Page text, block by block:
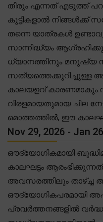
തീരും എന്നത് എടുത്ത്
കുട്ടികളാൽ
തന്നെ യാത്രകൾ
സാന്നിദ്ധ്യം
ധ്യാനത്തിനും മനുഷ്യ
കാലയളവ്
വിരളമായതുമായ ചില
മൊത്തത്തിൽ, ഈ
Nov 29, 2026 - Jan
ഔദ്യോഗികമായി
കാലഘട്ടം
അവസരത്തിലും താഴ്ച്ച
ഔദ്യോഗികപരമായി
പ്രവർത്തനങ്ങളിൽ